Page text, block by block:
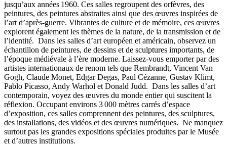
jusqu’aux années 1960. Ces salles regroupent des orfèvres, des
peintures, des peintures abstraites ainsi que des œuvres inspirées de
l’art d’après-guerre. Vibrantes de culture et de mémoire, ces œuvres
explorent également les thèmes de la nature, de la transmission et de
l’identité. Dans les salles d’art européen et américain, observez un
échantillon de peintures, de dessins et de sculptures importants, de
l’époque médiévale à l’ère moderne. Laissez-vous emporter par des
artistes internationaux de renom tels que Rembrandt, Vincent Van
Gogh, Claude Monet, Edgar Degas, Paul Cézanne, Gustav Klimt,
Pablo Picasso, Andy Warhol et Donald Judd. Dans les salles d’art
contemporain, voyez des œuvres du monde entier qui suscitent la
réflexion. Occupant environs 3 000 mètres carrés d’espace
d’exposition, ces salles comprennent des peintures, des sculptures,
des installations, des vidéos et des œuvres numériques. Ne manquez
surtout pas les grandes expositions spéciales produites par le Musée
et d’autres institutions.